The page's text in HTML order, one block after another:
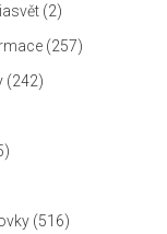
(2)
(257)
(242)
(516)